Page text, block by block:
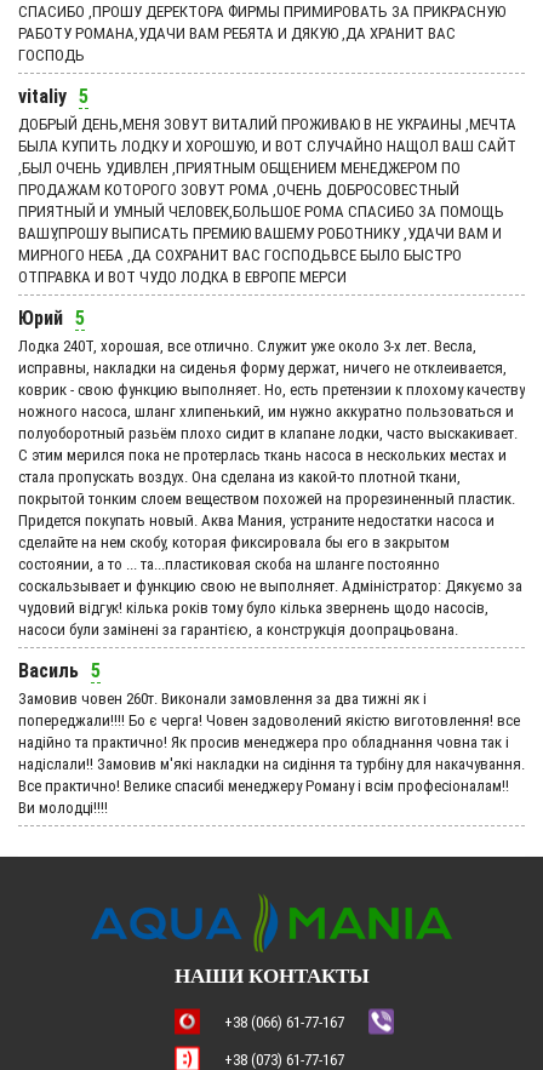
СПАСИБО ,ПРОШУ ДЕРЕКТОРА ФИРМЫ ПРИМИРОВАТЬ ЗА ПРИКРАСНУЮ
РАБОТУ РОМАНА,УДАЧИ ВАМ РЕБЯТА И ДЯКУЮ ,ДА ХРАНИТ ВАС
ГОСПОДЬ
vitaliy 5
ДОБРЫЙ ДЕНЬ,МЕНЯ ЗОВУТ ВИТАЛИЙ ПРОЖИВАЮ В НЕ УКРАИНЫ ,МЕЧТА
БЫЛА КУПИТЬ ЛОДКУ И ХОРОШУЮ, И ВОТ СЛУЧАЙНО НАЩОЛ ВАШ САЙТ
,БЫЛ ОЧЕНЬ УДИВЛЕН ,ПРИЯТНЫМ ОБЩЕНИЕМ МЕНЕДЖЕРОМ ПО
ПРОДАЖАМ КОТОРОГО ЗОВУТ РОМА ,ОЧЕНЬ ДОБРОСОВЕСТНЫЙ
ПРИЯТНЫЙ И УМНЫЙ ЧЕЛОВЕК,БОЛЬШОЕ РОМА СПАСИБО ЗА ПОМОЩЬ
ВАШУ,ПРОШУ ВЫПИСАТЬ ПРЕМИЮ ВАШЕМУ РОБОТНИКУ ,УДАЧИ ВАМ И
МИРНОГО НЕБА ,ДА СОХРАНИТ ВАС ГОСПОДЬВСЕ БЫЛО БЫСТРО
ОТПРАВКА И ВОТ ЧУДО ЛОДКА В ЕВРОПЕ МЕРСИ
Юрий 5
Лодка 240Т, хорошая, все отлично. Служит уже около 3-х лет. Весла,
исправны, накладки на сиденья форму держат, ничего не отклеивается,
коврик - свою функцию выполняет. Но, есть претензии к плохому качеству
ножного насоса, шланг хлипенький, им нужно аккуратно пользоваться и
полуоборотный разьём плохо сидит в клапане лодки, часто выскакивает.
С этим мерился пока не протерлась ткань насоса в нескольких местах и
стала пропускать воздух. Она сделана из какой-то плотной ткани,
покрытой тонким слоем веществом похожей на прорезиненный пластик.
Придется покупать новый. Аква Мания, устраните недостатки насоса и
сделайте на нем скобу, которая фиксировала бы его в закрытом
состоянии, а то ... та...пластиковая скоба на шланге постоянно
соскальзывает и функцию свою не выполняет. Адмiнiстратор: Дякуємо за
чудовий вiдгук! кілька років тому було кілька звернень щодо насосів,
насоси були замінені за гарантією, а конструкція доопрацьована.
Василь 5
Замовив човен 260т. Виконали замовлення за два тижні як і
попереджали!!!! Бо є черга! Човен задоволений якістю виготовлення! все
надійно та практично! Як просив менеджера про обладнання човна так і
надіслали!! Замовив м'які накладки на сидіння та турбіну для накачування.
Все практично! Велике спасибі менеджеру Роману і всім професіоналам!!
Ви молодці!!!!
НАШИ КОНТАКТЫ
+38 (066) 61-77-167
+38 (073) 61-77-167